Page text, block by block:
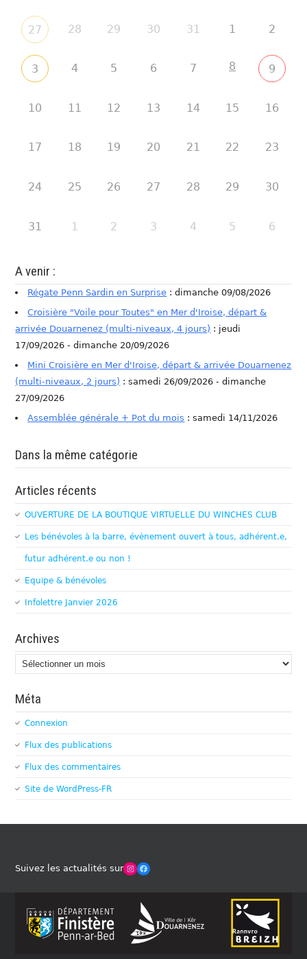
27 28 29 30 31 1 2
3 4 5 6 7 8 9
10 11 12 13 14 15 16
17 18 19 20 21 22 23
24 25 26 27 28 29 30
31 1 2 3 4 5 6
A venir :
Régate Penn Sardin en Surprise : dimanche 09/08/2026
Croisière "Voile pour Toutes" en Mer d'Iroise, départ &
arrivée Douarnenez (multi-niveaux, 4 jours) : jeudi
17/09/2026 - dimanche 20/09/2026
Mini Croisière en Mer d'Iroise, départ & arrivée Douarnenez
(multi-niveaux, 2 jours) : samedi 26/09/2026 - dimanche
27/09/2026
Assemblée générale + Pot du mois : samedi 14/11/2026
Dans la même catégorie
Articles récents
OUVERTURE DE LA BOUTIQUE VIRTUELLE DU WINCHES CLUB
Les bénévoles à la barre, évènement ouvert à tous, adhérent.e,
futur adhérent.e ou non !
Equipe & bénévoles
Infolettre Janvier 2026
Archives
Archives
Méta
Connexion
Flux des publications
Flux des commentaires
Site de WordPress-FR
Suivez les actualités surWinches Club OfficielFacebook